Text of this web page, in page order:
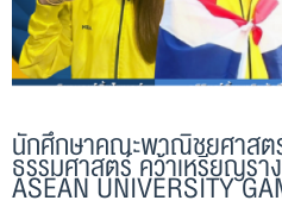
นักศึกษาคณะพาณิชยศาสต
ธรรมศาสตร์ คว้าเหรียญรา
ASEAN UNIVERSITY